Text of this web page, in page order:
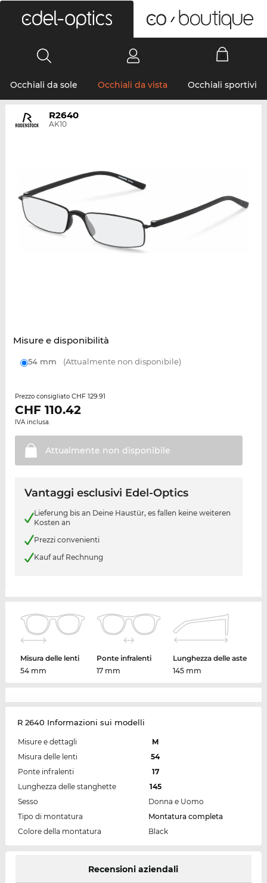
Occhiali da sole Occhiali da vista Occhiali sportivi
R2640
AK10
Misure e disponibilità
54 mm (Attualmente non disponibile)
Prezzo consigliato CHF 129.91
CHF 110.42
IVA inclusa.
Attualmente non disponibile
Vantaggi esclusivi Edel-Optics
Lieferung bis an Deine Haustür, es fallen keine weiteren
Kosten an
Prezzi convenienti
Kauf auf Rechnung
Misura delle lenti
54 mm
Ponte infralenti
17 mm
Lunghezza delle aste
145 mm
R 2640 Informazioni sui modelli
Misure e dettagli
M
Misura delle lenti
54
Ponte infralenti
17
Lunghezza delle stanghette
145
Sesso
Donna e Uomo
Tipo di montatura
Montatura completa
Colore della montatura
Black
Recensioni aziendali